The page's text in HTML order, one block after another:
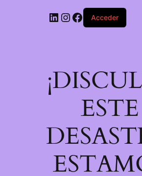
Acceder
ESTE